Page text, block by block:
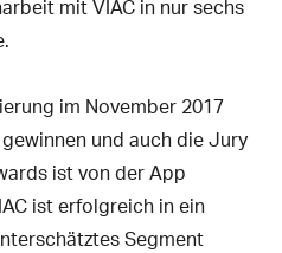
mit VIAC in nur sechs
im November 2017
und auch die Jury
ist von der App
ist erfolgreich in ein
Segment